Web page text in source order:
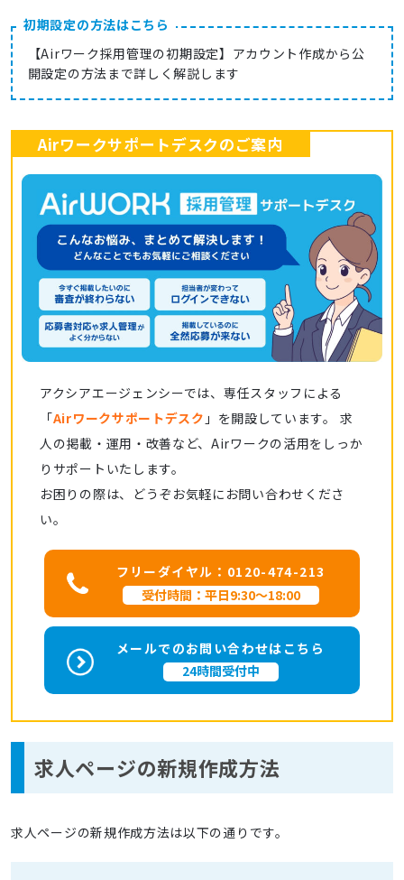
初期設定の方法はこちら
【Airワーク採用管理の初期設定】アカウント作成から公
開設定の方法まで詳しく解説します
Airワークサポートデスクのご案内
アクシアエージェンシーでは、専任スタッフによる
「Airワークサポートデスク 」を開設しています。 求
人の掲載・運用・改善など、Airワークの活用をしっか
りサポートいたします。
お困りの際は、どうぞお気軽にお問い合わせくださ
い。
フリーダイヤル：0120-474-213
受付時間：平日9:30～18:00
メールでのお問い合わせはこちら
24時間受付中
求人ページの新規作成方法
求人ページの新規作成方法は以下の通りです。